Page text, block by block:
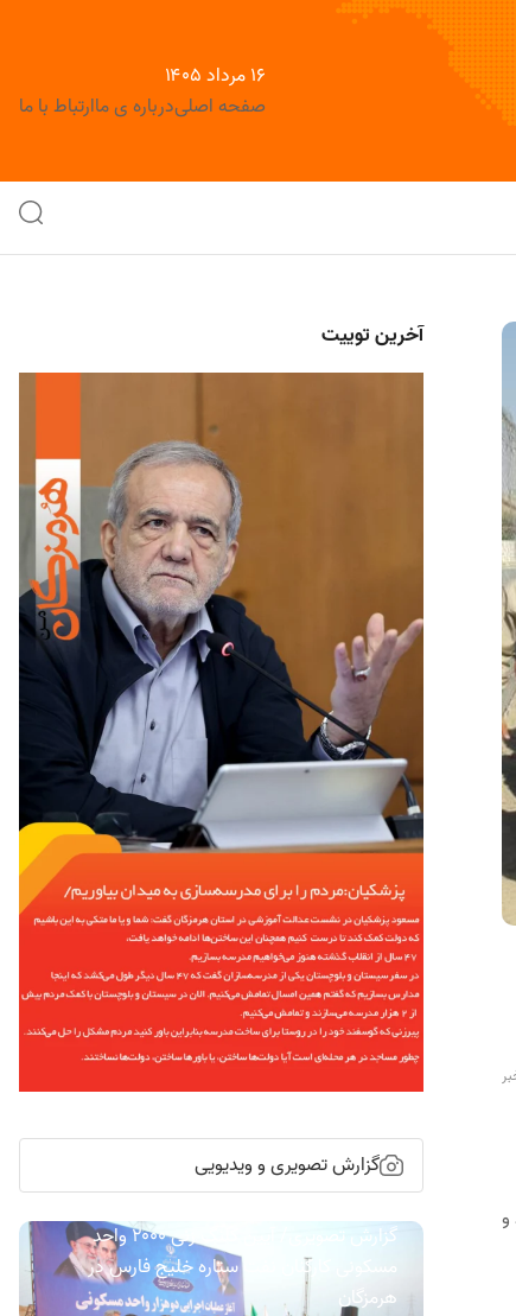
۱۶ مرداد ۱۴۰۵
صفحه اصلیدرباره ی ماارتباط با ما
و
آخرین توییت
گزارش تصویری و ویدیویی
گزارش تصویری/ آیین کلنگ زنی ۲۰۰۰ واحد
مسکونی کارکنان نفت ستاره خلیج فارس در
هرمزگان